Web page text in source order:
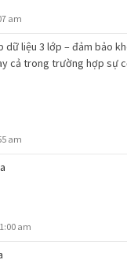
am
dữ liệu 3 lớp – đảm bảo
cả trong trường hợp sự
am
am